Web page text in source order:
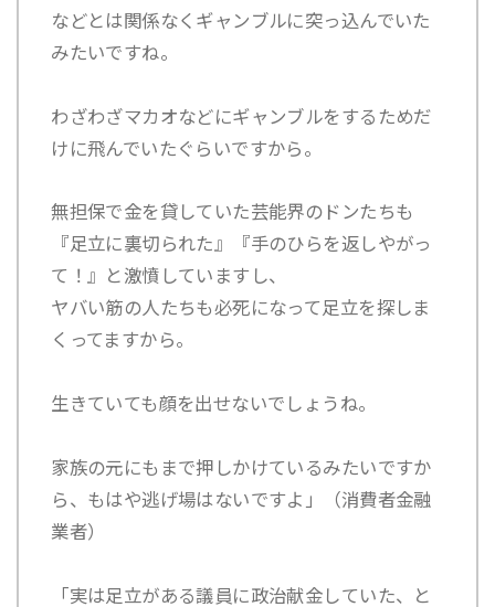
などとは関係なくギャンブルに突っ込んでいた
みたいですね。
わざわざマカオなどにギャンブルをするためだ
けに飛んでいたぐらいですから。
無担保で金を貸していた芸能界のドンたちも
『足立に裏切られた』『手のひらを返しやがっ
て！』と激憤していますし、
ヤバい筋の人たちも必死になって足立を探しま
くってますから。
生きていても顔を出せないでしょうね。
家族の元にもまで押しかけているみたいですか
ら、もはや逃げ場はないですよ」（消費者金融
業者）
「実は足立がある議員に政治献金していた、と